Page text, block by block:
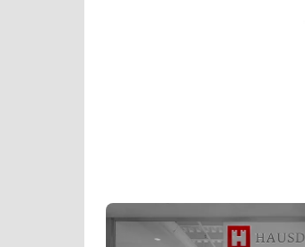
Комби-панели, фритюрницы и
Мойки
Мультиварки
Pando